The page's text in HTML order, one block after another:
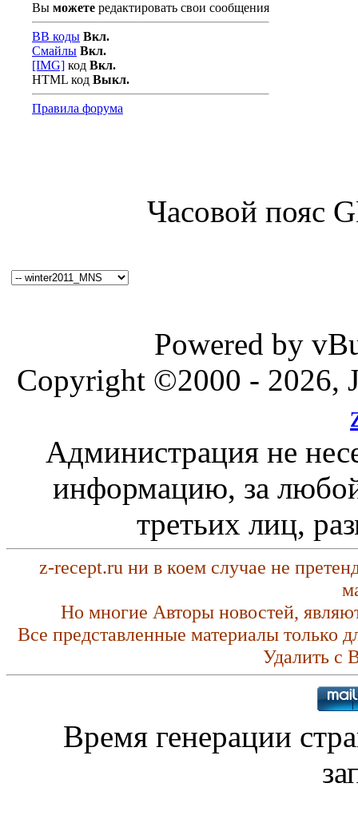
Вы можете редактировать свои сообщения
BB коды Вкл.
Смайлы Вкл.
[IMG] код Вкл.
HTML код Выкл.
Правила форума
Часовой пояс
Powered by
Copyright ©2000 - 2026,
Администрация не
информацию, за любой
третьих лиц,
z-recept.ru ни в коем случае не
Но многие Авторы новостей,
Все представленные материалы только
Удалить с
Время генерации